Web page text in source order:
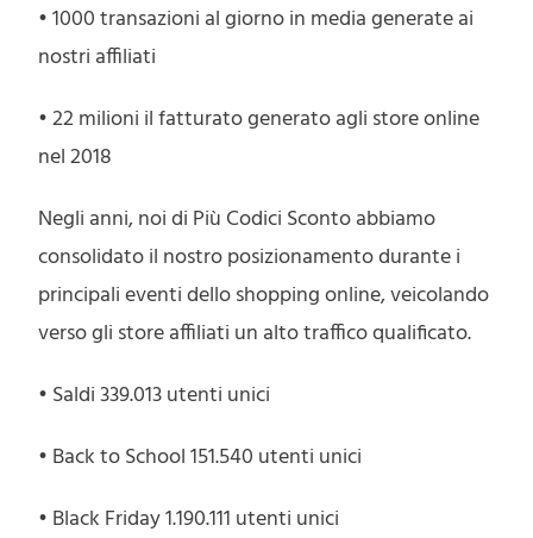
• 1000 transazioni al giorno in media generate ai
nostri affiliati
• 22 milioni il fatturato generato agli store online
nel 2018
Negli anni, noi di Più Codici Sconto abbiamo
consolidato il nostro posizionamento durante i
principali eventi dello shopping online, veicolando
verso gli store affiliati un alto traffico qualificato.
• Saldi 339.013 utenti unici
• Back to School 151.540 utenti unici
• Black Friday 1.190.111 utenti unici